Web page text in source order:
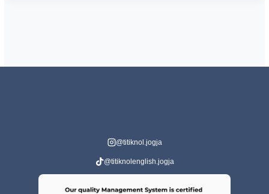
@titiknol.jogja
@titiknolenglish.jogja